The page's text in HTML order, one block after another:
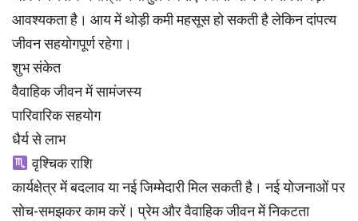
आवश्यकता है। आय में थोड़ी कमी महसूस हो सकती है लेकिन दांपत्य
जीवन सहयोगपूर्ण रहेगा।
शुभ संकेत
वैवाहिक जीवन में सामंजस्य
पारिवारिक सहयोग
धैर्य से लाभ
वृश्चिक राशि
कार्यक्षेत्र में बदलाव या नई जिम्मेदारी मिल सकती है। नई योजनाओं पर
सोच-समझकर काम करें। प्रेम और वैवाहिक जीवन में निकटता